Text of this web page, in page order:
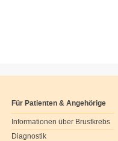
Für Patienten & Angehörige
Informationen über Brustkrebs
Diagnostik